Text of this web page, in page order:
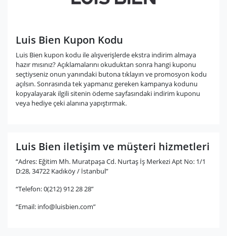
Luis Bien Kupon Kodu
Luis Bien kupon kodu ile alışverişlerde ekstra indirim almaya
hazır mısınız? Açıklamalarını okuduktan sonra hangi kuponu
seçtiyseniz onun yanındaki butona tıklayın ve promosyon kodu
açılsın. Sonrasında tek yapmanız gereken kampanya kodunu
kopyalayarak ilgili sitenin ödeme sayfasındaki indirim kuponu
veya hediye çeki alanına yapıştırmak.
Luis Bien iletişim ve müşteri hizmetleri
“Adres: Eğitim Mh. Muratpaşa Cd. Nurtaş İş Merkezi Apt No: 1/1
D:28, 34722 Kadıköy / İstanbul”
“Telefon: 0(212) 912 28 28”
“Email: info@luisbien.com”